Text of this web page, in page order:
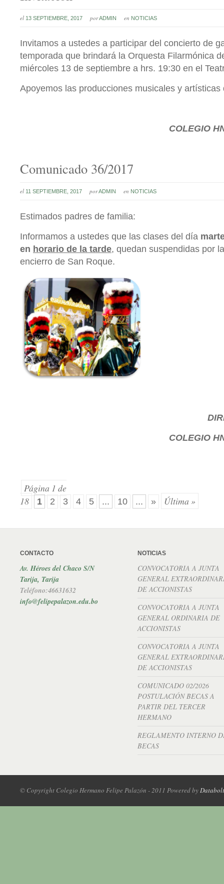
el 13 SEPTIEMBRE, 2017 porADMIN en NOTICIAS
Invitamos a ustedes a participar del concierto de
temporada que brindará la Orquesta Filarmónica
miércoles 13 de septiembre a hrs. 19:30 en el
Apoyemos las producciones musicales y artísticas
COLEGIO
Comunicado 36/2017
el 11 SEPTIEMBRE, 2017 porADMIN en NOTICIAS
Estimados padres de familia:
Informamos a ustedes que las clases del día
en horario de la tarde, quedan suspendidas por
encierro de San Roque.
COLEGIO
Página 1 de
18
1 2 3 4 5 ... 10 ... » Última »
CONTACTO
Av. Héroes del Chaco S/N
Tarija, Tarija
Teléfono:46631632
info@felipepalazon.edu.bo
NOTICIAS
CONVOCATORIA A JUNTA
GENERAL
DE ACCIONISTAS
CONVOCATORIA A JUNTA
GENERAL ORDINARIA DE
ACCIONISTAS
CONVOCATORIA A JUNTA
GENERAL
DE ACCIONISTAS
COMUNICADO 02/2026
POSTULACIÓN BECAS A
PARTIR DEL TERCER
HERMANO
REGLAMENTO INTERNO
BECAS
© Copyright Colegio Hermano Felipe Palazón - 2011 Powered byDatabolt